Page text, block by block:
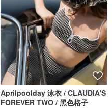
Aprilpoolday 泳衣 / CLAUDIA'S
FOREVER TWO / 黑色格子